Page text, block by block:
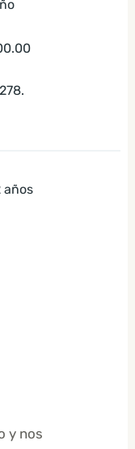
años
y nos